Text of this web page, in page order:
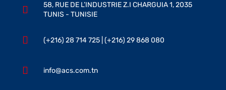
58, RUE DE L’INDUSTRIE Z.I CHARGUIA 1, 2035
TUNIS - TUNISIE
(+216) 28 714 725 | (+216) 29 868 080
info@acs.com.tn